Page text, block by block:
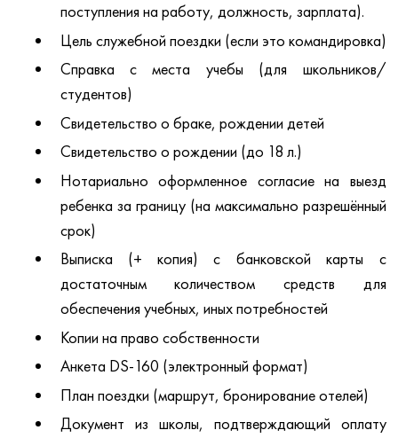
поступления на работу, должность, зарплата).
Цель служебной поездки (если это командировка)
Справка с места учебы (для школьников/
студентов)
Свидетельство о браке, рождении детей
Свидетельство о рождении (до 18 л.)
Нотариально оформленное согласие на выезд
ребенка за границу (на максимально разрешённый
срок)
Выписка (+ копия) с банковской карты с
достаточным количеством средств для
обеспечения учебных, иных потребностей
Копии на право собственности
Анкета DS-160 (электронный формат)
План поездки (маршрут, бронирование отелей)
Документ из школы, подтверждающий оплату